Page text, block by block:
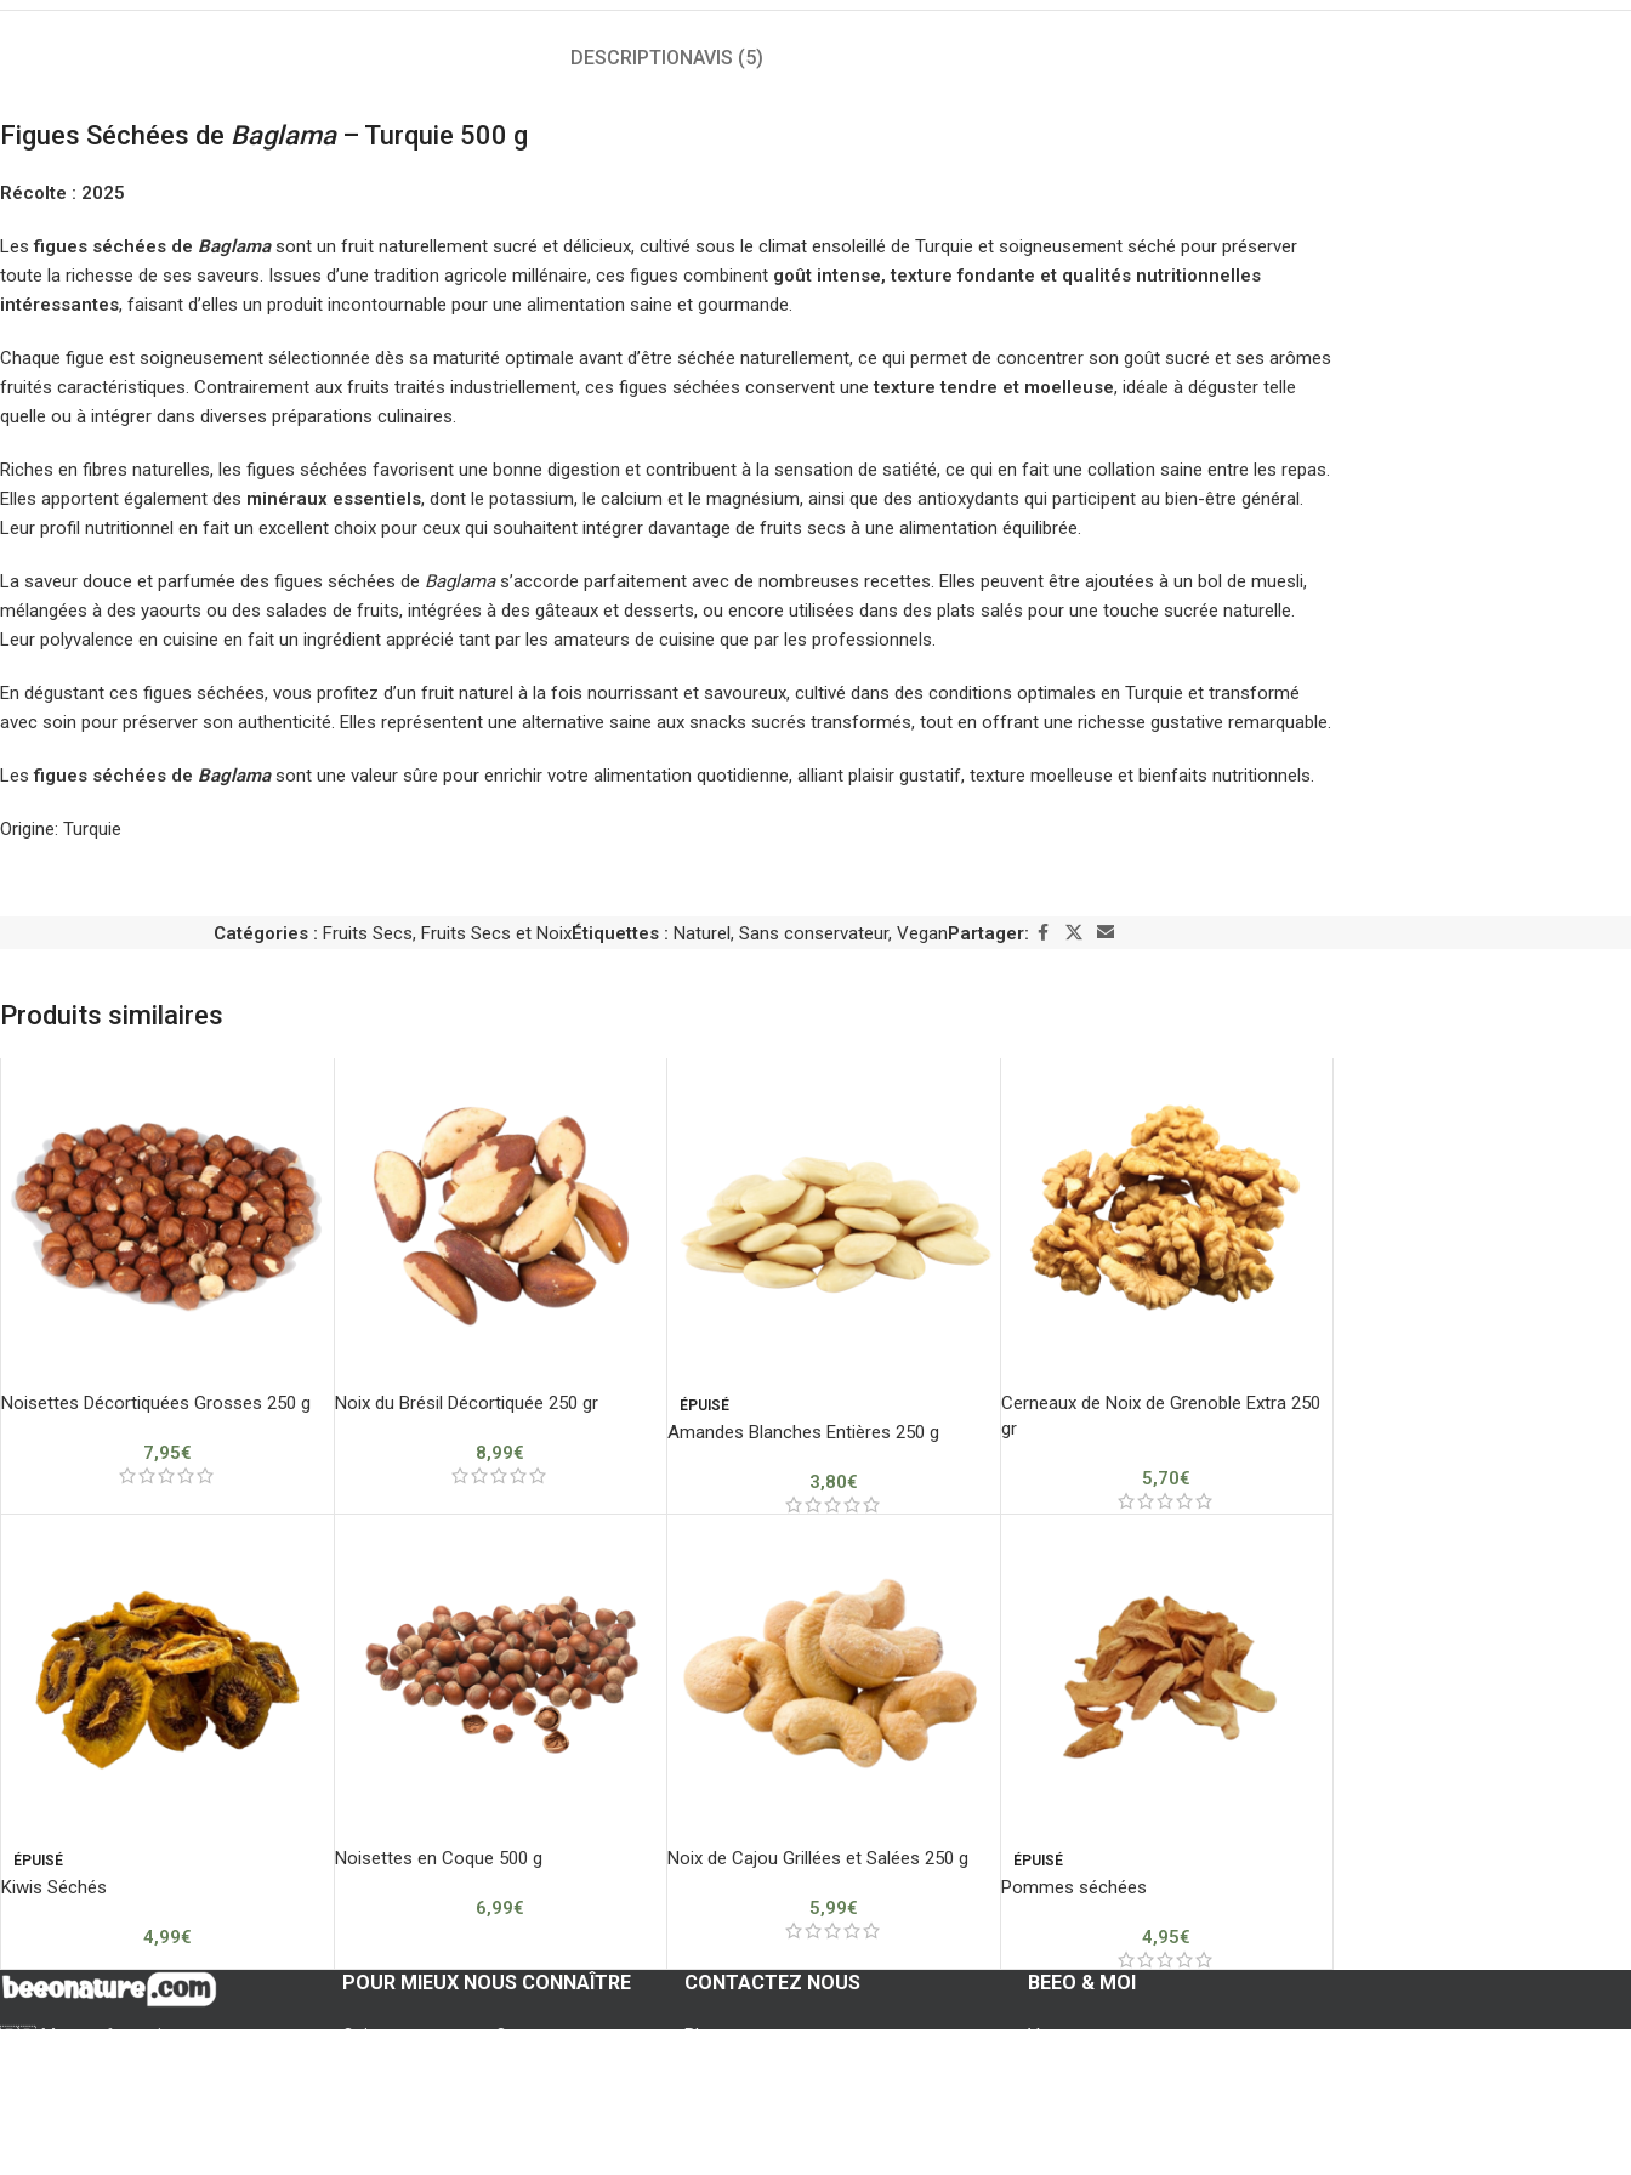
DESCRIPTIONAVIS (5)
Figues Séchées de Baglama– Turquie 500 g
Récolte : 2025
Lesfigues séchées de Baglamasont un fruit naturellement sucré et délicieux, cultivé sous le climat ensoleillé de Turquie et soigneusement séché pour préserver
toute la richesse de ses saveurs. Issues d’une tradition agricole millénaire, ces figues combinent goût intense, texture fondante et qualités nutritionnelles
intéressantes, faisant d’elles un produit incontournable pour une alimentation saine et gourmande.
Chaque figue est soigneusement sélectionnée dès sa maturité optimale avant d’être séchée naturellement, ce qui permet de concentrer son goût sucré et ses arômes
fruités caractéristiques. Contrairement aux fruits traités industriellement, ces figues séchées conservent unetexture tendre et moelleuse, idéale à déguster telle
quelle ou à intégrer dans diverses préparations culinaires.
Riches en fibres naturelles, les figues séchées favorisent une bonne digestion et contribuent à la sensation de satiété, ce qui en fait une collation saine entre les repas.
Elles apportent également des minéraux essentiels, dont le potassium, le calcium et le magnésium, ainsi que des antioxydants qui participent au bien-être général.
Leur profil nutritionnel en fait un excellent choix pour ceux qui souhaitent intégrer davantage de fruits secs à une alimentation équilibrée.
La saveur douce et parfumée des figues séchées de Baglamas’accorde parfaitement avec de nombreuses recettes. Elles peuvent être ajoutées à un bol de muesli,
mélangées à des yaourts ou des salades de fruits, intégrées à des gâteaux et desserts, ou encore utilisées dans des plats salés pour une touche sucrée naturelle.
Leur polyvalence en cuisine en fait un ingrédient apprécié tant par les amateurs de cuisine que par les professionnels.
En dégustant ces figues séchées, vous profitez d’un fruit naturel à la fois nourrissant et savoureux, cultivé dans des conditions optimales en Turquie et transformé
avec soin pour préserver son authenticité. Elles représentent une alternative saine aux snacks sucrés transformés, tout en offrant une richesse gustative remarquable.
Lesfigues séchées de Baglamasont une valeur sûre pour enrichir votre alimentation quotidienne, alliant plaisir gustatif, texture moelleuse et bienfaits nutritionnels.
Origine: Turquie
Catégories : Fruits Secs, Fruits Secs et NoixÉtiquettes : Naturel, Sans conservateur, VeganPartager:
Produits similaires
Noisettes Décortiquées Grosses 250 g
7,95€
Noix du Brésil Décortiquée 250 gr
8,99€
ÉPUISÉ
Amandes Blanches Entières 250 g
3,80€
Cerneaux de Noix de Grenoble Extra 250
gr
5,70€
ÉPUISÉ
Kiwis Séchés
4,99€
Noisettes en Coque 500 g
6,99€
Noix de Cajou Grillées et Salées 250 g
5,99€
ÉPUISÉ
Pommes séchées
4,95€
🇫🇷 Marque française
POUR MIEUX NOUS CONNAÎTRE
Qui sommes-nous ?
CONTACTEZ NOUS
Blog
BEEO & MOI
Votre compte